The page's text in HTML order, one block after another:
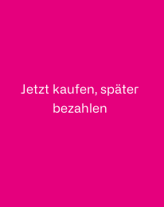
Jetzt kaufen, später
bezahlen